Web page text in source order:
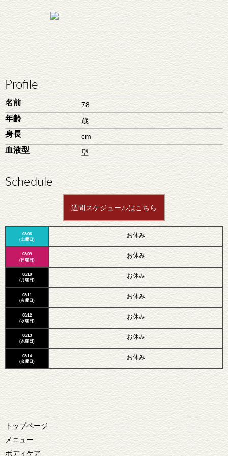
Profile
名前 78
年齢 歳
身長 cm
血液型 型
Schedule
週間スケジュールはこちら
08/08
(土曜日)
08/09
(日曜日)
08/10
(月曜日)
08/11
(火曜日)
08/12
(水曜日)
08/13
(木曜日)
08/14
(金曜日)
お休み
お休み
お休み
お休み
お休み
お休み
お休み
トップページ
メニュー
ボディケア